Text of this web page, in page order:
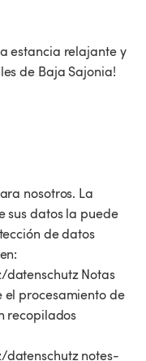
estancia relajante y
de Baja Sajonia!
nosotros. La
sus datos la puede
de datos
Notas
el procesamiento de
recopilados
datenschutz notes-